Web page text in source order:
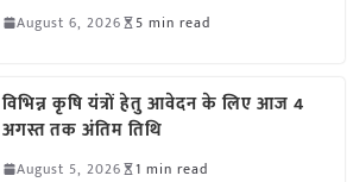
August 6, 2026 5 min read
विभिन्न कृषि यंत्रों हेतु आवेदन के लिए आज 4
अगस्त तक अंतिम तिथि
August 5, 2026 1 min read